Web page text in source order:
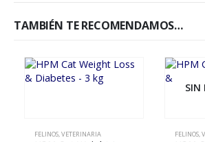
TAMBIÉN TE RECOMENDAMOS…
FELINOS,VETERINARIA
SIN
FELINOS,